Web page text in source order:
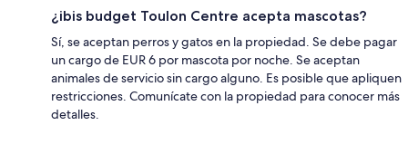
¿ibis budget Toulon Centre acepta mascotas?
Sí, se aceptan perros y gatos en la propiedad. Se debe pagar
un cargo de EUR 6 por mascota por noche. Se aceptan
animales de servicio sin cargo alguno. Es posible que apliquen
restricciones. Comunícate con la propiedad para conocer más
detalles.